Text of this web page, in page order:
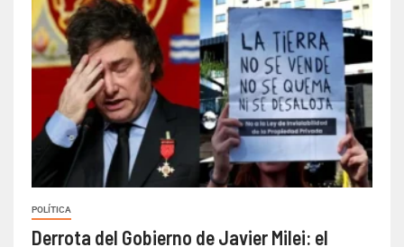
POLÍTICA
Derrota del Gobierno de Javier Milei: el